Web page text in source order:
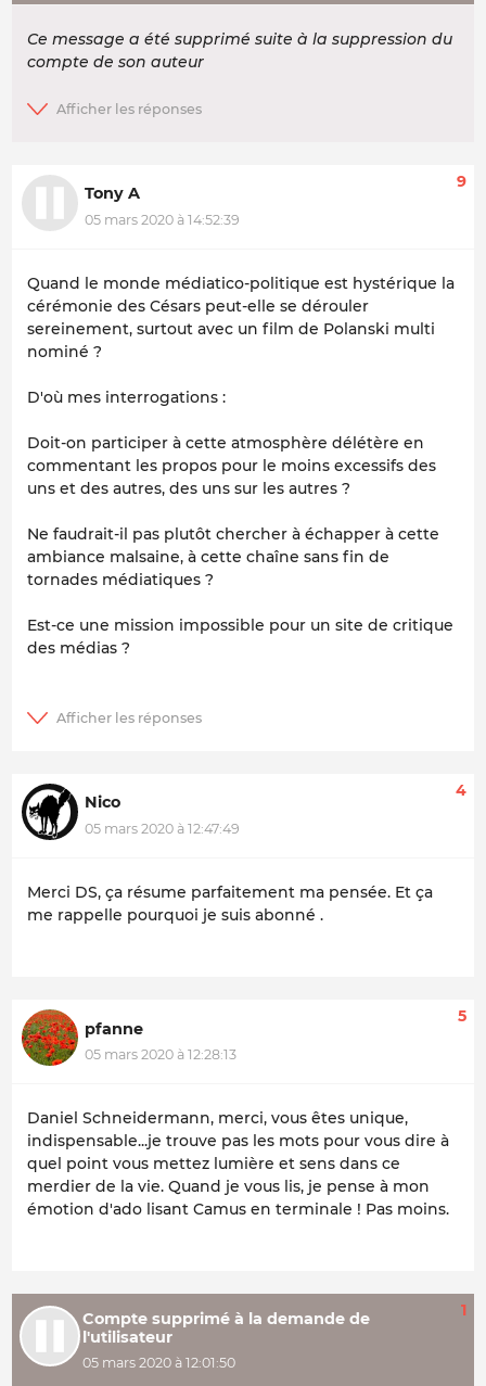
Ce message a été supprimé suite à la suppression du
compte de son auteur
Tony A
05 mars 2020 à 14:52:39
9
Quand le monde médiatico-politique est hystérique la
cérémonie des Césars peut-elle se dérouler
sereinement, surtout avec un film de Polanski multi
nominé ?
D'où mes interrogations :
Doit-on participer à cette atmosphère délétère en
commentant les propos pour le moins excessifs des
uns et des autres, des uns sur les autres ?
Ne faudrait-il pas plutôt chercher à échapper à cette
ambiance malsaine, à cette chaîne sans fin de
tornades médiatiques ?
Est-ce une mission impossible pour un site de critique
des médias ?
Nico
05 mars 2020 à 12:47:49
4
Merci DS, ça résume parfaitement ma pensée. Et ça
me rappelle pourquoi je suis abonné .
pfanne
05 mars 2020 à 12:28:13
5
Daniel Schneidermann, merci, vous êtes unique,
indispensable...je trouve pas les mots pour vous dire à
quel point vous mettez lumière et sens dans ce
merdier de la vie. Quand je vous lis, je pense à mon
émotion d'ado lisant Camus en terminale ! Pas moins.
Compte supprimé à la demande de
l'utilisateur
05 mars 2020 à 12:01:50
1